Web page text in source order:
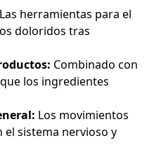
Las herramientas para el
doloridos tras
Combinado con
los ingredientes
Los movimientos
sistema nervioso y